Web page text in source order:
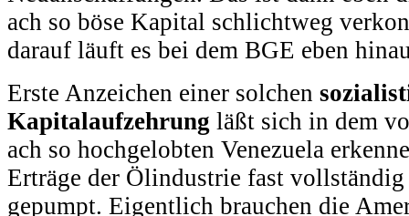
ach so böse Kapital schlichtweg
darauf läuft es bei dem BGE eben
Erste Anzeichen einer solchen
Kapitalaufzehrung läßt sich in dem
ach so hochgelobten Venezuela
Erträge der Ölindustrie fast
gepumpt. Eigentlich brauchen die